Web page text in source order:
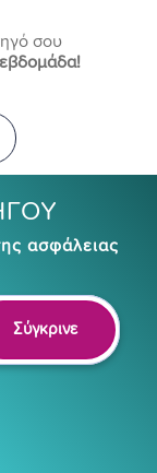
σου
ασφάλειας
Σύγκρινε